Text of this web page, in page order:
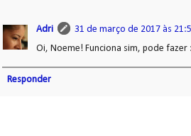
Adri
31 de março de 2017 às
Oi, Noeme! Funciona sim, pode fazer
Responder